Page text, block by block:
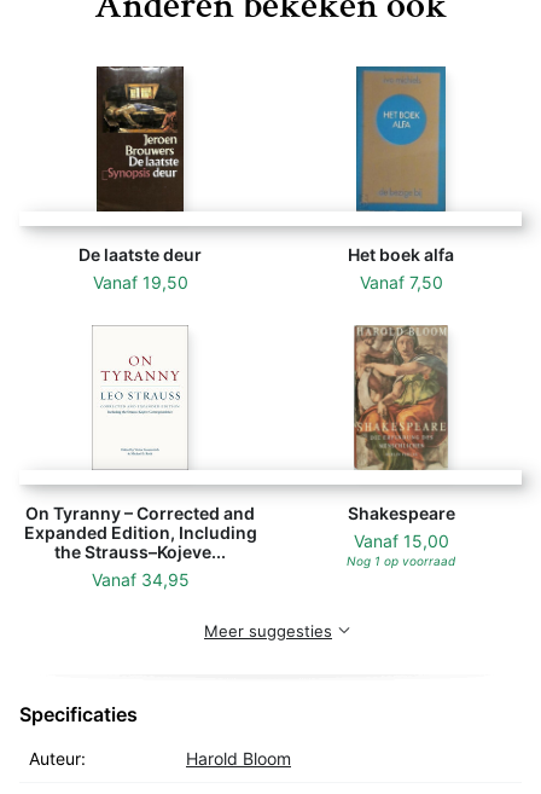
De laatste deur
Vanaf 19,50
Het boek alfa
Vanaf 7,50
On Tyranny – Corrected and
Expanded Edition, Including
the Strauss–Kojeve...
Vanaf 34,95
Shakespeare
Vanaf 15,00
Nog 1 op voorraad
Meer suggesties
Specificaties
Auteur: Harold Bloom